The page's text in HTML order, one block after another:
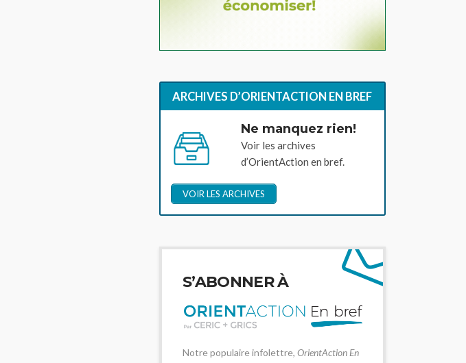
ARCHIVES D’ORIENTACTION EN BREF
Ne manquez rien!
Voir les archives
d’OrientAction en bref.
VOIR LES ARCHIVES
S’ABONNER À
Notre populaire infolettre, OrientAction En